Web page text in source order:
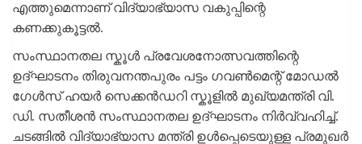
എത്തുമെന്നാണ് വിദ്യാഭ്യാസ വകുപ്പിന്റെ
കണക്കുകൂട്ടൽ.
സംസ്ഥാനതല സ്കൂൾ പ്രവേശനോത്സവത്തിന്റെ
ഉദ്ഘാടനം തിരുവനന്തപുരം പട്ടം ഗവൺമെന്റ് മോഡൽ
ഗേൾസ് ഹയർ സെക്കൻഡറി സ്കൂളിൽ മുഖ്യമന്ത്രി വി.
ഡി. സതീശൻ സംസ്ഥാനതല ഉദ്ഘാടനം നിർവ്വഹിച്ച്‌.
ചടങ്ങിൽ വിദ്യാഭ്യാസ മന്ത്രി ഉൾപ്പെടെയുള്ള പ്രമുഖർ